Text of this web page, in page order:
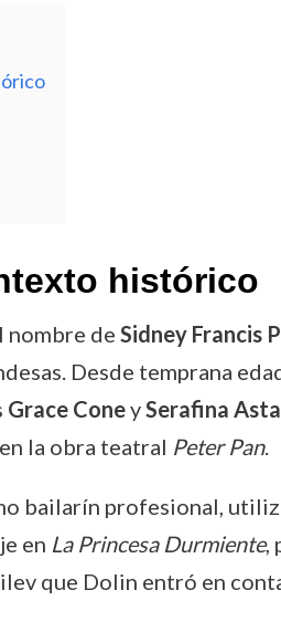
histórico
nombre de Sidney Francis
Desde temprana
Grace ConeySerafina
la obra teatral Peter Pan.
bailarín profesional,
en La Princesa Durmiente,
que Dolin entró en